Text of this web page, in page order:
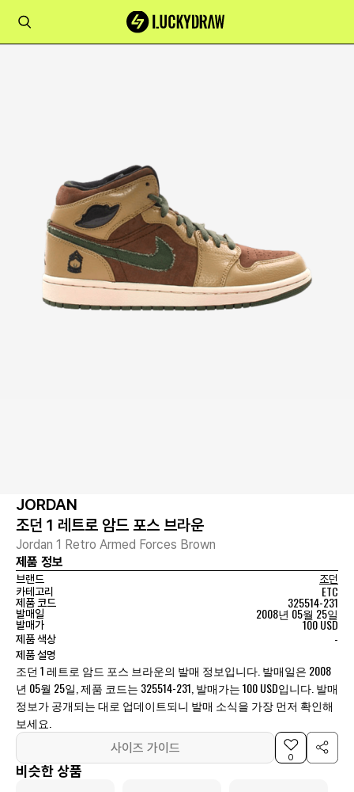
JORDAN
조던 1 레트로 암드 포스 브라운
Jordan 1 Retro Armed Forces Brown
제품 정보
브랜드
조던
카테고리
ETC
제품 코드 325514-231
발매일 2008년 05월 25일
발매가 100 USD
제품 색상 -
제품 설명
조던 1 레트로 암드 포스 브라운의 발매 정보입니다. 발매일은 2008
년 05월 25일, 제품 코드는 325514-231, 발매가는 100 USD입니다. 발매
정보가 공개되는 대로 업데이트되니 발매 소식을 가장 먼저 확인해
보세요.
사이즈 가이드
0
비슷한 상품